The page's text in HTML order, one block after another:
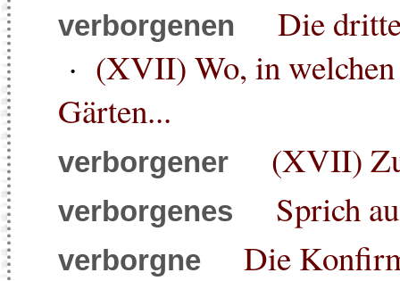
verborgenen
Die
· (XVII) Wo, in welchen
Gärten...
verborgener (XVII)
verborgenes Sprich
verborgne Die